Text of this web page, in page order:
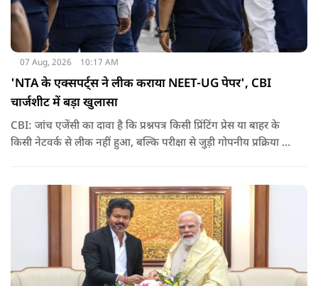
07 Aug, 2026 10:17 AM
'NTA के एक्सपर्ट्स ने लीक कराया NEET-UG पेपर', CBI
चार्जशीट में बड़ा खुलासा
CBI: जांच एजेंसी का दावा है कि प्रश्नपत्र किसी प्रिंटिंग प्रेस या बाहर के
किसी नेटवर्क से लीक नहीं हुआ, बल्कि परीक्षा से जुड़ी गोपनीय प्रक्रिया में